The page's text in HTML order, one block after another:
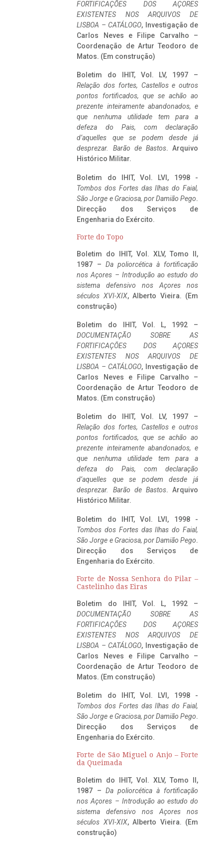
FORTIFICAÇÕES DOS AÇORES
EXISTENTES NOS ARQUIVOS DE
LISBOA – CATÁLOGO, Investigação de
Carlos Neves e Filipe Carvalho –
Coordenação de Artur Teodoro de
Matos. (Em construção)
Boletim do IHIT, Vol. LV, 1997 –
Relação dos fortes, Castellos e outros
pontos fortificados, que se achão ao
prezente inteiramente abandonados, e
que nenhuma utilidade tem para a
defeza do Pais, com declaração
d’aquelles que se podem desde já
desprezar. Barão de Bastos. Arquivo
Histórico Militar.
Boletim do IHIT, Vol. LVI, 1998 -
Tombos dos Fortes das Ilhas do Faial,
São Jorge e Graciosa, por Damião Pego.
Direcção dos Serviços de
Engenharia do Exército.
Forte do Topo
Boletim do IHIT, Vol. XLV, Tomo II,
1987 – Da poliorcética à fortificação
nos Açores – Introdução ao estudo do
sistema defensivo nos Açores nos
séculos XVI-XIX, Alberto Vieira. (Em
construção)
Boletim do IHIT, Vol. L, 1992 –
DOCUMENTAÇÃO SOBRE AS
FORTIFICAÇÕES DOS AÇORES
EXISTENTES NOS ARQUIVOS DE
LISBOA – CATÁLOGO, Investigação de
Carlos Neves e Filipe Carvalho –
Coordenação de Artur Teodoro de
Matos. (Em construção)
Boletim do IHIT, Vol. LV, 1997 –
Relação dos fortes, Castellos e outros
pontos fortificados, que se achão ao
prezente inteiramente abandonados, e
que nenhuma utilidade tem para a
defeza do Pais, com declaração
d’aquelles que se podem desde já
desprezar. Barão de Bastos. Arquivo
Histórico Militar.
Boletim do IHIT, Vol. LVI, 1998 -
Tombos dos Fortes das Ilhas do Faial,
São Jorge e Graciosa, por Damião Pego.
Direcção dos Serviços de
Engenharia do Exército.
Forte de Nossa Senhora do Pilar –
Castelinho das Eiras
Boletim do IHIT, Vol. L, 1992 –
DOCUMENTAÇÃO SOBRE AS
FORTIFICAÇÕES DOS AÇORES
EXISTENTES NOS ARQUIVOS DE
LISBOA – CATÁLOGO, Investigação de
Carlos Neves e Filipe Carvalho –
Coordenação de Artur Teodoro de
Matos. (Em construção)
Boletim do IHIT, Vol. LVI, 1998 -
Tombos dos Fortes das Ilhas do Faial,
São Jorge e Graciosa, por Damião Pego.
Direcção dos Serviços de
Engenharia do Exército.
Forte de São Miguel o Anjo – Forte
da Queimada
Boletim do IHIT, Vol. XLV, Tomo II,
1987 – Da poliorcética à fortificação
nos Açores – Introdução ao estudo do
sistema defensivo nos Açores nos
séculos XVI-XIX, Alberto Vieira. (Em
construção)